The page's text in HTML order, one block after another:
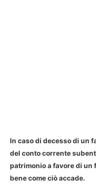
In caso di decesso di un
del conto corrente
patrimonio a favore di un
bene come ciò accade.